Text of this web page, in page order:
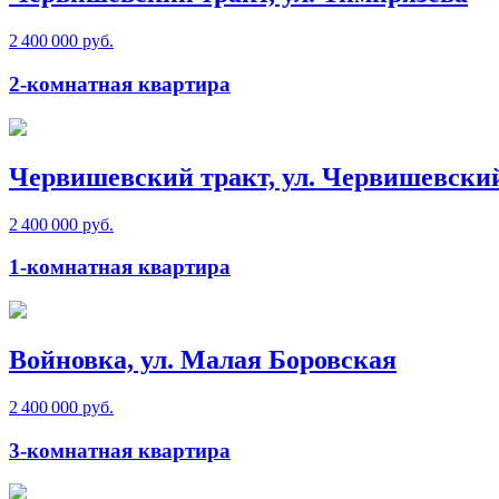
2 400 000 руб.
2-комнатная квартира
Червишевский тракт, ул.
2 400 000 руб.
1-комнатная квартира
Войновка, ул. Малая Боровская
2 400 000 руб.
3-комнатная квартира